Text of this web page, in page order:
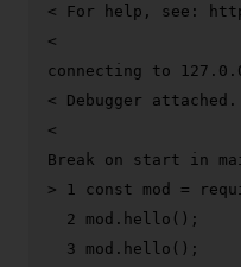
< For help, see:
<
connecting to
< Debugger attached.
<
>
1 const mod =
  2 mod.hello();